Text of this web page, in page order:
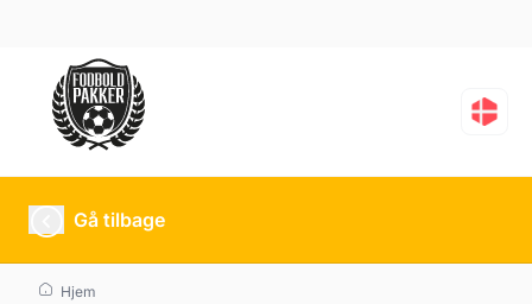
Celtic vs Aberdeen
Gå tilbage
Hjem